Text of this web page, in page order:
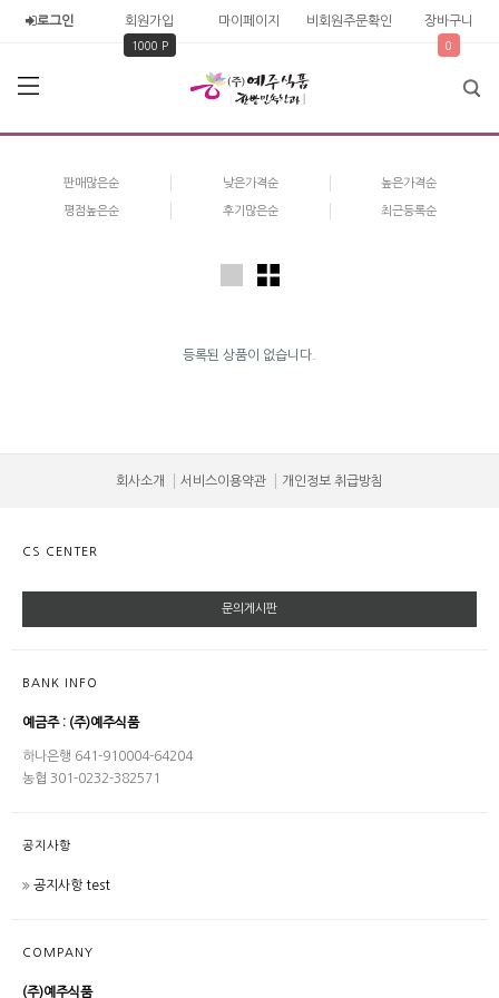
로그인 회원가입
1000 P
마이페이지 비회원주문확인 장바구니
0
판매많은순 낮은가격순 높은가격순
평점높은순 후기많은순 최근등록순
등록된 상품이 없습니다.
회사소개 서비스이용약관 개인정보 취급방침
CS CENTER
문의게시판
BANK INFO
예금주 : (주)예주식품
하나은행 641-910004-64204
농협 301-0232-382571
공지사항
공지사항 test
COMPANY
(주)예주식품